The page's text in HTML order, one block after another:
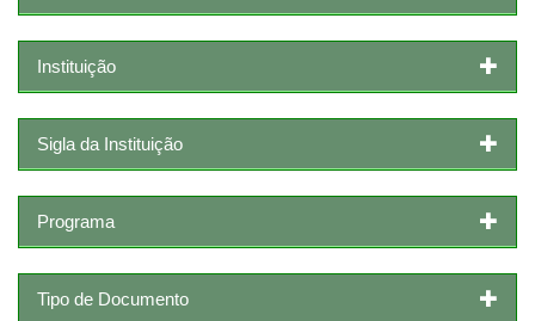
Instituição
Sigla da Instituição
Programa
Tipo de Documento